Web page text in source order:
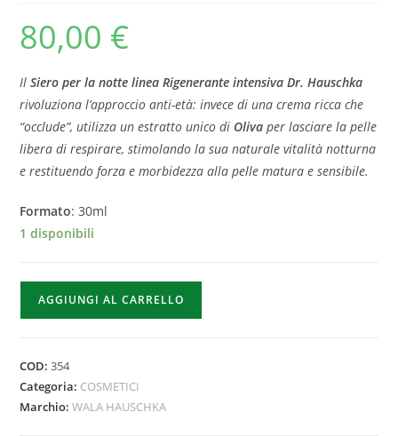
80,00 €
IlSiero per la notte linea Rigenerante intensiva Dr. Hauschka
rivoluziona l’approccio anti-età: invece di una crema ricca che
“occlude”, utilizza un estratto unico di Oliva per lasciare la pelle
libera di respirare, stimolando la sua naturale vitalità notturna
e restituendo forza e morbidezza alla pelle matura e sensibile.
Formato: 30ml
1 disponibili
AGGIUNGI AL CARRELLO
COD:354
Categoria: COSMETICI
Marchio:WALA HAUSCHKA